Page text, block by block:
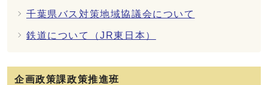
千葉県バス対策地域協議会について
鉄道について（JR東日本）
企画政策課政策推進班